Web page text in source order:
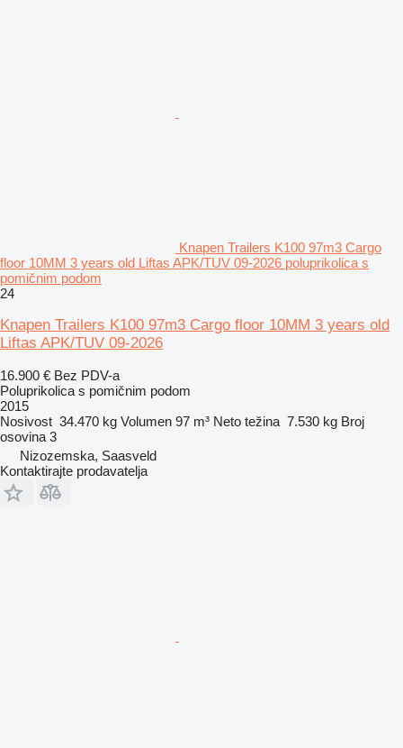
Knapen Trailers K100 97m3 Cargo
floor 10MM 3 years old Liftas APK/TUV 09-2026 poluprikolica s
pomičnim podom
24
Knapen Trailers K100 97m3 Cargo floor 10MM 3 years old
Liftas APK/TUV 09-2026
16.900 € Bez PDV-a
Poluprikolica s pomičnim podom
2015
Nosivost 34.470 kg Volumen 97 m³ Neto težina 7.530 kg Broj
osovina 3
Nizozemska, Saasveld
Kontaktirajte prodavatelja